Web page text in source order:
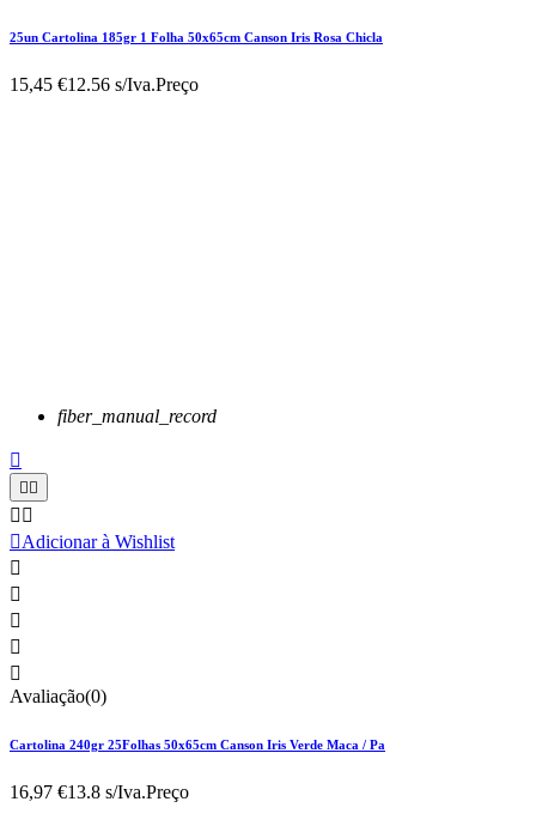
25un Cartolina 185gr 1 Folha 50x65cm Canson Iris Rosa Chicla
15,45 €12.56 s/Iva.Preço
fiber_manual_record

 
 
Adicionar à Wishlist





Avaliação(0)
Cartolina 240gr 25Folhas 50x65cm Canson Iris Verde Maca / Pa
16,97 €13.8 s/Iva.Preço